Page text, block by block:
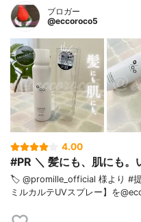
ブロガー
@eccoroco5
4.00
#PR ＼ 髪にも、肌にも。
🏷️ @promille_official 様より #
ミルカルテUVスプレー】を